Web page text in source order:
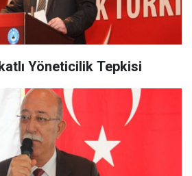
Yöneticilik Tepkisi